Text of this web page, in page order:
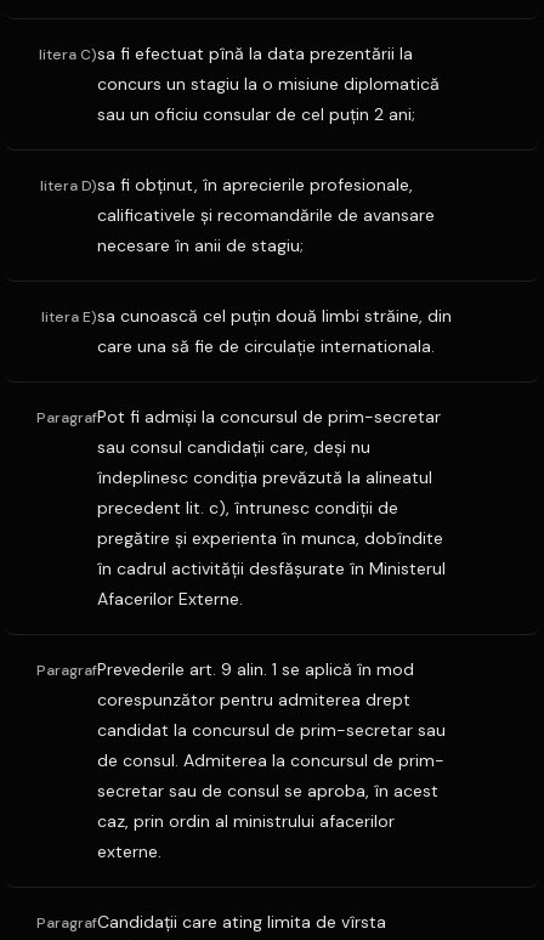
litera C)sa fi efectuat pînă la data prezentării la
concurs un stagiu la o misiune diplomatică
sau un oficiu consular de cel puţin 2 ani;
litera D)sa fi obţinut, în aprecierile profesionale,
calificativele şi recomandările de avansare
necesare în anii de stagiu;
litera E)sa cunoască cel puţin două limbi străine, din
care una să fie de circulaţie internationala.
ParagrafPot fi admişi la concursul de prim-secretar
sau consul candidaţii care, deşi nu
îndeplinesc condiţia prevăzută la alineatul
precedent lit. c), întrunesc condiţii de
pregătire şi experienta în munca, dobîndite
în cadrul activităţii desfăşurate în Ministerul
Afacerilor Externe.
ParagrafPrevederile art. 9 alin. 1 se aplică în mod
corespunzător pentru admiterea drept
candidat la concursul de prim-secretar sau
de consul. Admiterea la concursul de prim-
secretar sau de consul se aproba, în acest
caz, prin ordin al ministrului afacerilor
externe.
ParagrafCandidaţii care ating limita de vîrsta